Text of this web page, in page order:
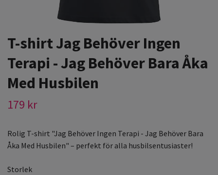
T-shirt Jag Behöver Ingen
Terapi - Jag Behöver Bara Åka
Med Husbilen
179 kr
Rolig T-shirt "Jag Behöver Ingen Terapi - Jag Behöver Bara
Åka Med Husbilen" – perfekt för alla husbilsentusiaster!
Storlek